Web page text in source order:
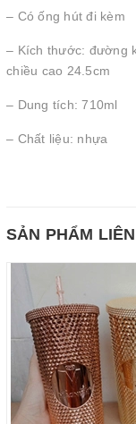
– Có ống hút đi kèm
– Kích thước: đường
chiều cao 24.5cm
– Dung tích: 710ml
– Chất liệu: nhựa
SẢN PHẨM